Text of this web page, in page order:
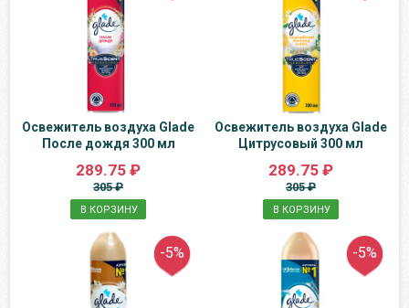
Освежитель воздуха Glade
После дождя 300 мл
289.75 ₽
305 ₽
В КОРЗИНУ
Освежитель воздуха Glade
Цитрусовый 300 мл
289.75 ₽
305 ₽
В КОРЗИНУ
-5% -5%